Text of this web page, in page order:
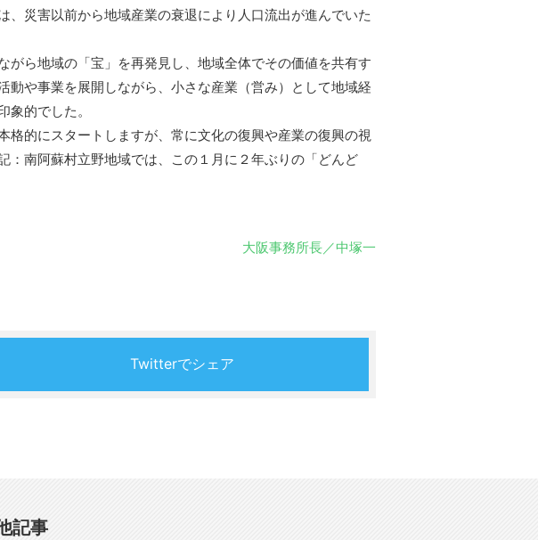
災害以前から地域産業の衰退により人口流出が進んでいた
ら地域の「宝」を再発見し、地域全体でその価値を共有す
や事業を展開しながら、小さな産業（営み）として地域経
的でした。
的にスタートしますが、常に文化の復興や産業の復興の視
：南阿蘇村立野地域では、この１月に２年ぶりの「どんど
大阪事務所長／中塚一
Twitterでシェア
記事